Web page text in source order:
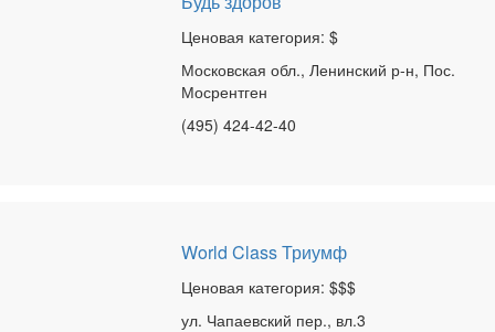
Ценовая категория: $
Московская обл., Ленинский р-н, Пос.
Мосрентген
(495) 424-42-40
World Class Триумф
Ценовая категория: $$$
ул. Чапаевский пер., вл.3